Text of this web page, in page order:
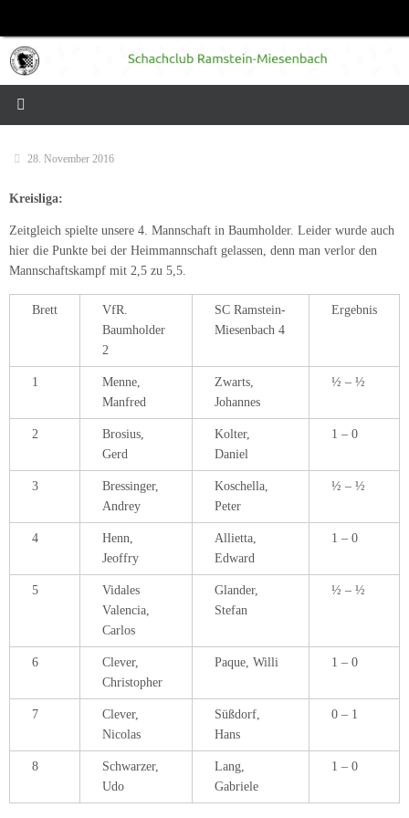
springen
28. November 2016
Kreisliga:
Zeitgleich spielte unsere 4. Mannschaft in Baumholder. Leider wurde auch
hier die Punkte bei der Heimmannschaft gelassen, denn man verlor den
Mannschaftskampf mit 2,5 zu 5,5.
Brett
VfR.
Baumholder
2
SC Ramstein-
Miesenbach 4
Ergebnis
1
Menne,
Manfred
Zwarts,
Johannes
½ – ½
2
Brosius,
Gerd
Kolter,
Daniel
1 – 0
3
Bressinger,
Andrey
Koschella,
Peter
½ – ½
4
Henn,
Jeoffry
Allietta,
Edward
1 – 0
5
Vidales
Valencia,
Carlos
Glander,
Stefan
½ – ½
6
Clever,
Christopher
Paque, Willi 1 – 0
7
Clever,
Nicolas
Süßdorf,
Hans
0 – 1
8
Schwarzer,
Udo
Lang,
Gabriele
1 – 0